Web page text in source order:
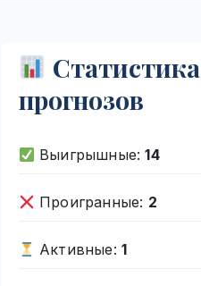
Статистика
прогнозов
Выигрышные:14
Проигранные: 2
Активные: 1